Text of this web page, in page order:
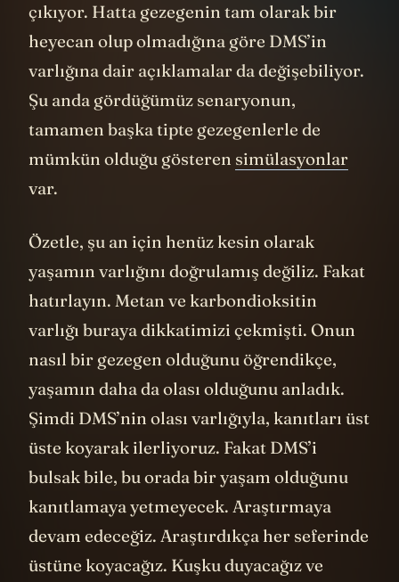
çıkıyor. Hatta gezegenin tam olarak bir
heyecan olup olmadığına göre DMS’in
varlığına dair açıklamalar da değişebiliyor.
Şu anda gördüğümüz senaryonun,
tamamen başka tipte gezegenlerle de
mümkün olduğu gösteren simülasyonlar
var.
Özetle, şu an için henüz kesin olarak
yaşamın varlığını doğrulamış değiliz. Fakat
hatırlayın. Metan ve karbondioksitin
varlığı buraya dikkatimizi çekmişti. Onun
nasıl bir gezegen olduğunu öğrendikçe,
yaşamın daha da olası olduğunu anladık.
Şimdi DMS’nin olası varlığıyla, kanıtları üst
üste koyarak ilerliyoruz. Fakat DMS’i
bulsak bile, bu orada bir yaşam olduğunu
kanıtlamaya yetmeyecek. Araştırmaya
devam edeceğiz. Araştırdıkça her seferinde
üstüne koyacağız. Kuşku duyacağız ve